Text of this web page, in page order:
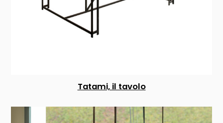
Tatami, il tavolo